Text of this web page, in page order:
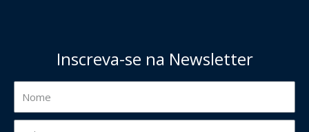
Inscreva-se na Newsletter